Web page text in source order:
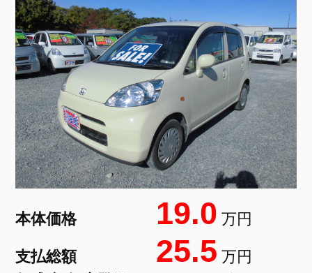
本体価格 19.0 万円
支払総額 25.5 万円